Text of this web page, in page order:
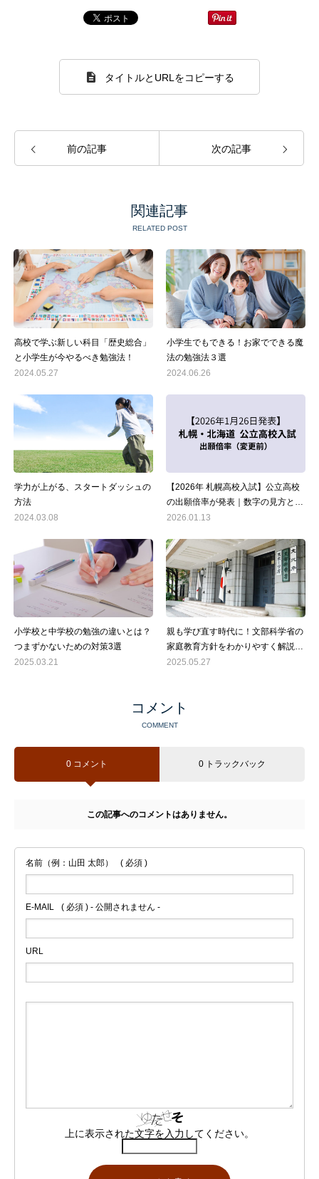
タイトルとURLをコピーする
前の記事 次の記事
関連記事
RELATED POST
高校で学ぶ新しい科目「歴史総合」
と小学生が今やるべき勉強法！
2024.05.27
小学生でもできる！お家でできる魔
法の勉強法３選
2024.06.26
学力が上がる、スタートダッシュの
方法
2024.03.08
【2026年 札幌高校入試】公立高校
の出願倍率が発表｜数字の見方と注
意点
2026.01.13
小学校と中学校の勉強の違いとは？
つまずかないための対策3選
2025.03.21
親も学び直す時代に！文部科学省の
家庭教育方針をわかりやすく解説｜
みらい教育
2025.05.27
コメント
COMMENT
0 コメント 0 トラックバック
この記事へのコメントはありません。
名前（例：山田 太郎） ( 必須 )
E-MAIL ( 必須 ) - 公開されません -
URL
上に表示された文字を入力してください。